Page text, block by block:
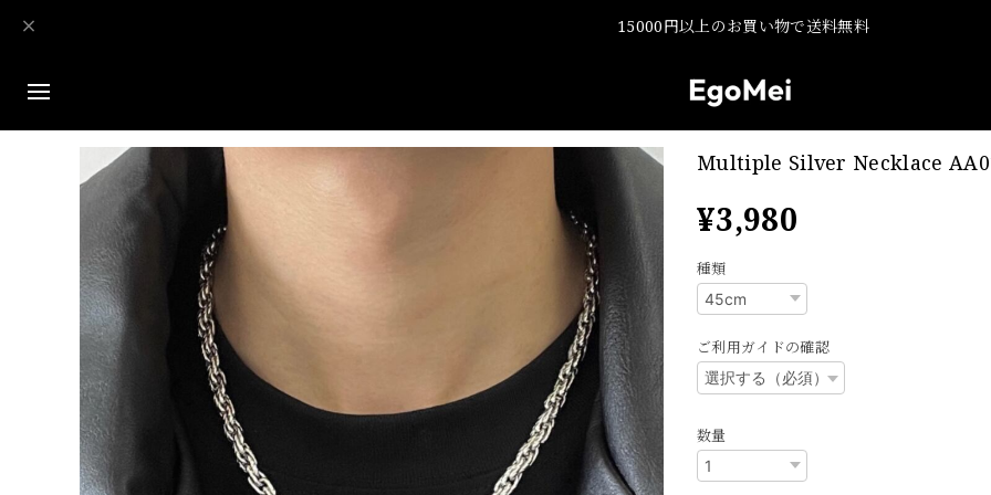
15000円以上のお買い物で送料無料
Multiple Silver Necklace
¥3,980
種類
ご利用ガイドの確認
数量